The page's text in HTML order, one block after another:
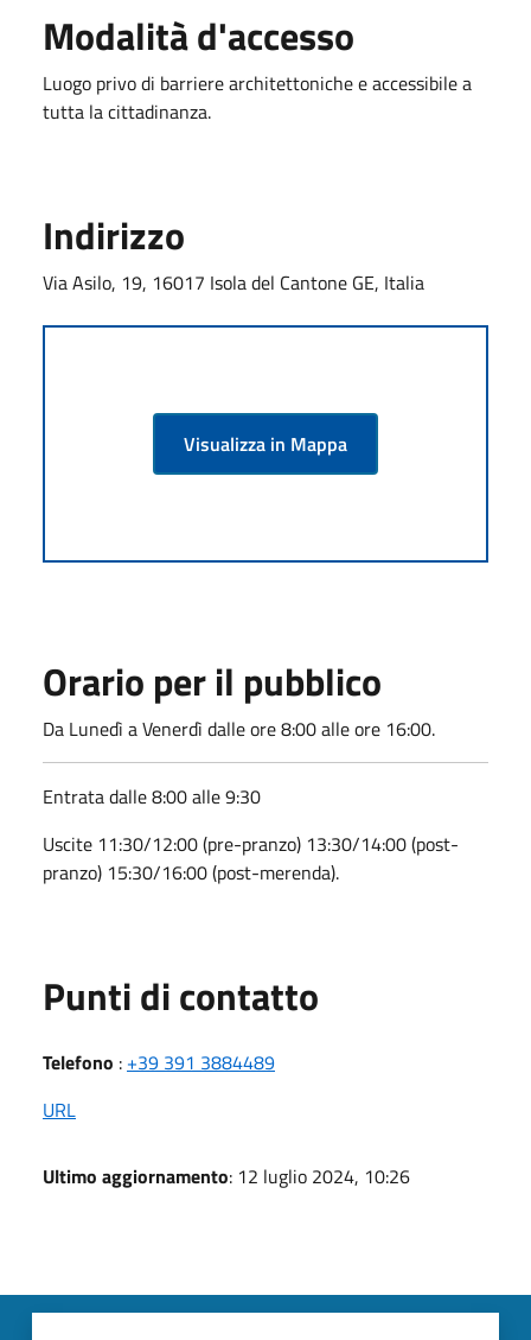
Modalità d'accesso
Luogo privo di barriere architettoniche e accessibile a
tutta la cittadinanza.
Indirizzo
Via Asilo, 19, 16017 Isola del Cantone GE, Italia
Visualizza in Mappa
Orario per il pubblico
Da Lunedì a Venerdì dalle ore 8:00 alle ore 16:00.
Entrata dalle 8:00 alle 9:30
Uscite 11:30/12:00 (pre-pranzo) 13:30/14:00 (post-
pranzo) 15:30/16:00 (post-merenda).
Punti di contatto
Telefono : +39 391 3884489
URL
Ultimo aggiornamento: 12 luglio 2024, 10:26